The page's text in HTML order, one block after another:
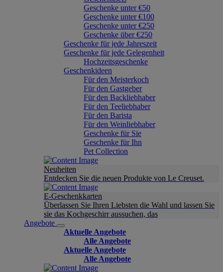
Geschenke unter €50
Geschenke unter €100
Geschenke unter €250
Geschenke über €250
Geschenke für jede Jahreszeit
Geschenke für jede Gelegenheit
Hochzeitsgeschenke
Geschenkideen
Für den Meisterkoch
Für den Gastgeber
Für den Backliebhaber
Für den Teeliebhaber
Für den Barista
Für den Weinliebhaber
Geschenke für Sie
Geschenke für Ihn
Pet Collection
Neuheiten
Entdecken Sie die neuen Produkte von Le Creuset.
E-Geschenkkarten
Überlassen Sie Ihren Liebsten die Wahl und lassen Sie
sie das Kochgeschirr aussuchen, das
Angebote
Aktuelle Angebote
Alle Angebote
Aktuelle Angebote
Alle Angebote